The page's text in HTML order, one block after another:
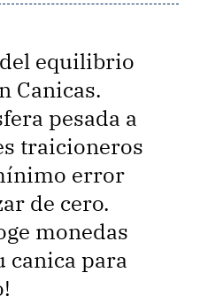
equilibrio
Canicas.
pesada a
traicioneros
error
de cero.
monedas
canica para